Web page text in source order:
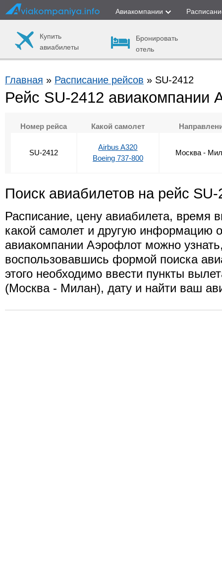
Авиакомпании
Купить
авиабилеты
Бронировать
отель
Главная » Расписание рейсов » SU-2412
Рейс SU-2412 авиакомпании
Номер рейса Какой самолет
SU-2412
Airbus A320
Boeing 737-800
Москва -
Поиск авиабилетов на рейс SU-
Расписание, цену авиабилета, время
какой самолет и другую информацию
авиакомпании Аэрофлот можно
воспользовавшись формой поиска
этого необходимо ввести пункты
(Москва - Милан), дату и найти ваш